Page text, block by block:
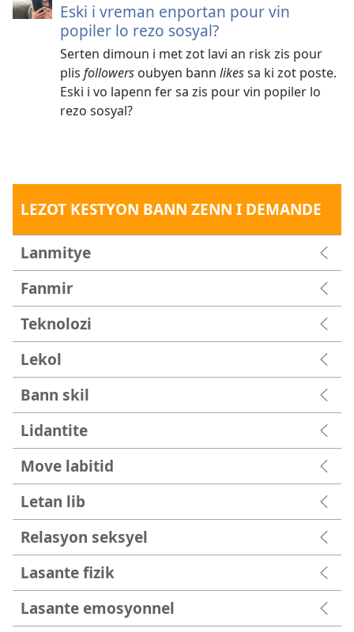
Eski i vreman enportan pour vin
popiler lo rezo sosyal?
Serten dimoun i met zot lavi an risk zis pour
plis followers oubyen bann likessa ki zot poste.
Eski i vo lapenn fer sa zis pour vin popiler lo
rezo sosyal?
LEZOT KESTYON BANN ZENN I DEMANDE
Lanmitye
Fanmir
Teknolozi
Lekol
Bann skil
Lidantite
Move labitid
Letan lib
Relasyon seksyel
Lasante fizik
Lasante emosyonnel